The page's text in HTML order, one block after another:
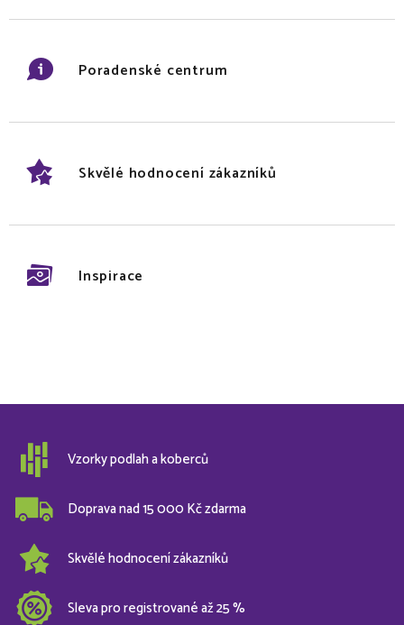
Poradenské centrum
Skvělé hodnocení zákazníků
Inspirace
Vzorky podlah a koberců
Doprava nad 15 000 Kč zdarma
Skvělé hodnocení zákazníků
Sleva pro registrované až 25 %